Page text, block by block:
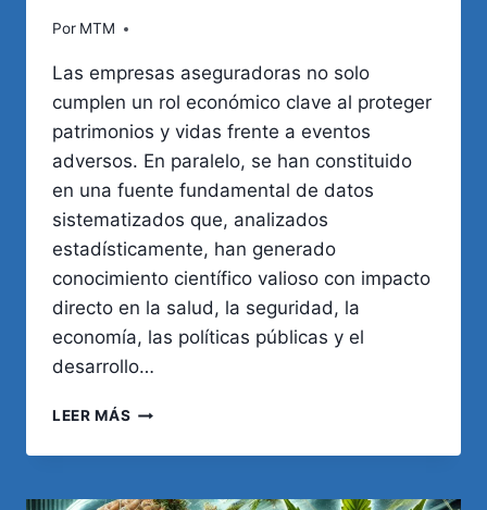
Por MTM
Las empresas aseguradoras no solo
cumplen un rol económico clave al proteger
patrimonios y vidas frente a eventos
adversos. En paralelo, se han constituido
en una fuente fundamental de datos
sistematizados que, analizados
estadísticamente, han generado
conocimiento científico valioso con impacto
directo en la salud, la seguridad, la
economía, las políticas públicas y el
desarrollo…
LEER MÁS ESTADÍSTICAS
SALVAN
EL